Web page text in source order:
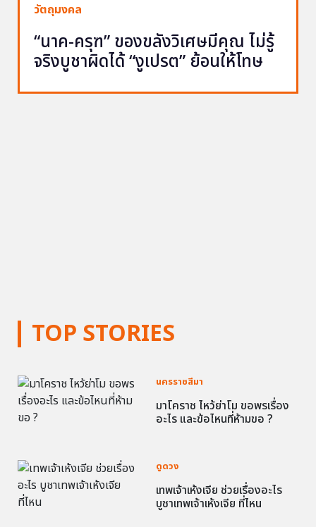
TOP STORIES
นครราชสีมา
มาโคราช ไหว้ย่าโม ขอพรเรื่อง
อะไร และข้อไหนที่ห้ามขอ ?
ดูดวง
เทพเจ้าเห้งเจีย ช่วยเรื่องอะไร
บูชาเทพเจ้าเห้งเจีย ที่ไหน
วัตถุมงคล
“นาค-ครุฑ” ของขลังวิเศษมีคุณ ไม่รู้
จริงบูชาผิดได้ “งูเปรต” ย้อนให้โทษ